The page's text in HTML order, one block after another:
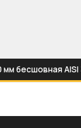
мм бесшовная